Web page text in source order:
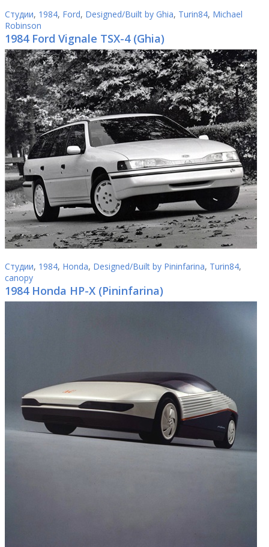
Студии, 1984, Ford, Designed/Built by Ghia, Turin84, Michael
Robinson
1984 Ford Vignale TSX-4 (Ghia)
Студии, 1984, Honda, Designed/Built by Pininfarina, Turin84,
canopy
1984 Honda HP-X (Pininfarina)